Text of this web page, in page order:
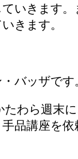
いきます
きます。
バッザです
わら週末
品講座を